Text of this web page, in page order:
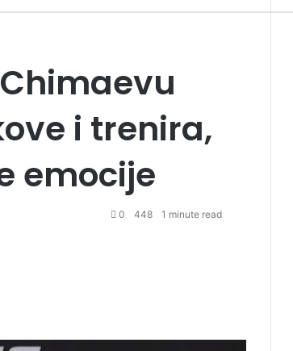
i trenira,
emocije
0 448 1 minute read